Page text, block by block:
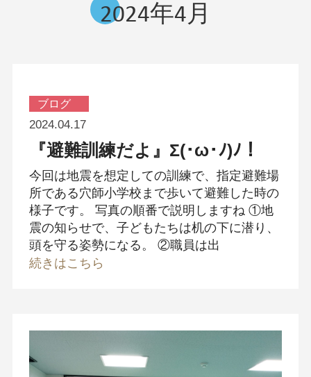
2024年4月
ブログ
2024.04.17
『避難訓練だよ』Σ(･ω･ﾉ)ﾉ！
今回は地震を想定しての訓練で、指定避難場
所である穴師小学校まで歩いて避難した時の
様子です。 写真の順番で説明しますね ①地
震の知らせで、子どもたちは机の下に潜り、
頭を守る姿勢になる。 ②職員は出
続きはこちら